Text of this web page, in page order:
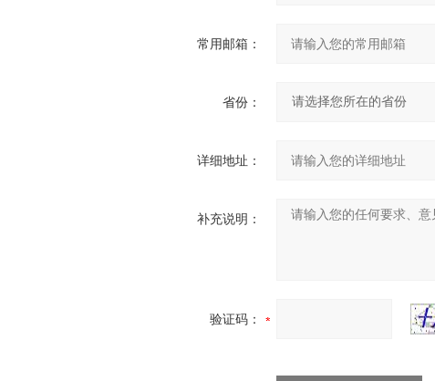
常用邮箱：
省份：
详细地址：
补充说明：
验证码：